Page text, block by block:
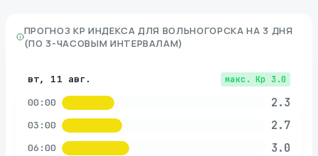
ПРОГНОЗ KP ИНДЕКСА ДЛЯ ВОЛЬНОГОРСКА НА 3 ДНЯ
(ПО 3-ЧАСОВЫМ ИНТЕРВАЛАМ)
вт, 11 авг. макс. Kp 3.0
00:00 2.3
03:00 2.7
06:00 3.0